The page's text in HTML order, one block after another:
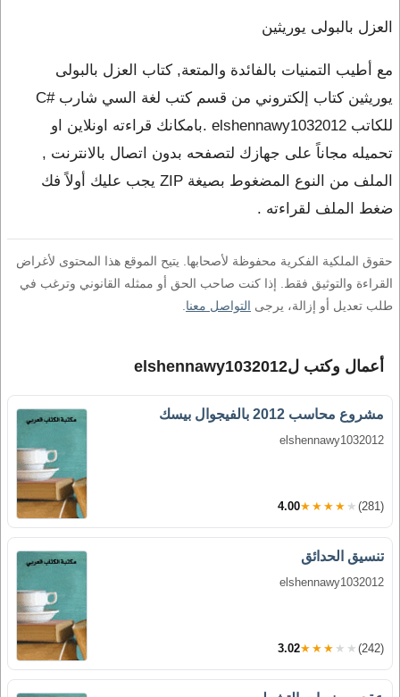
العزل بالبولى يوريثين
مع أطيب التمنيات بالفائدة والمتعة, كتاب العزل بالبولى
يوريثين كتاب إلكتروني من قسم كتب لغة السي شارب #C
للكاتب elshennawy1032012 .بامكانك قراءته اونلاين او
تحميله مجاناً على جهازك لتصفحه بدون اتصال بالانترنت ,
الملف من النوع المضغوط بصيغة ZIP يجب عليك أولاً فك
ضغط الملف لقراءته .
حقوق الملكية الفكرية محفوظة لأصحابها. يتيح الموقع هذا المحتوى لأغراض
القراءة والتوثيق فقط. إذا كنت صاحب الحق أو ممثله القانوني وترغب في
طلب تعديل أو إزالة، يرجى التواصل معنا
أعمال وكتب لelshennawy1032012
مشروع محاسب 2012 بالفيجوال بيسك
elshennawy1032012
4.00★★★★★ (281)
تنسيق الحدائق
elshennawy1032012
3.02★★★★★ (242)